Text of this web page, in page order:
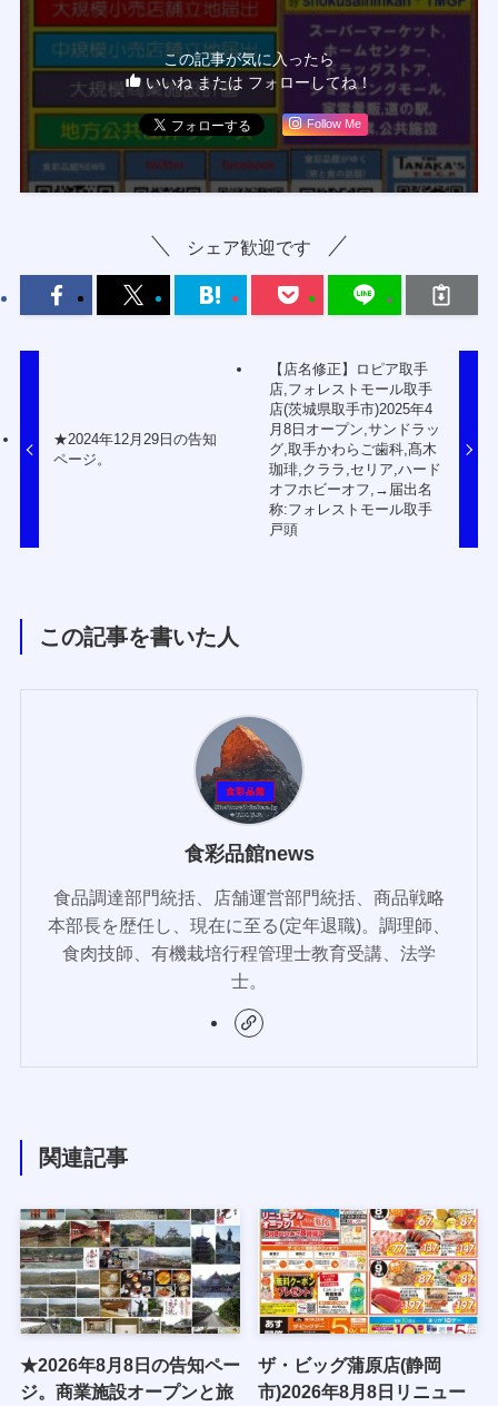
この記事が気に入ったら
いいね または フォローしてね！
Follow Me
シェア歓迎です
★2024年12月29日の告知
ページ。
【店名修正】ロピア取手
店,フォレストモール取手
店(茨城県取手市)2025年4
月8日オープン,サンドラッ
グ,取手かわらご歯科,髙木
珈琲,クララ,セリア,ハード
オフホビーオフ,→届出名
称:フォレストモール取手
戸頭
この記事を書いた人
食彩品館news
食品調達部門統括、店舗運営部門統括、商品戦略
本部長を歴任し、現在に至る(定年退職)。調理師、
食肉技師、有機栽培行程管理士教育受講、法学
士。
関連記事
★2026年8月8日の告知ペー
ジ。商業施設オープンと旅
ザ・ビッグ蒲原店(静岡
市)2026年8月8日リニュー